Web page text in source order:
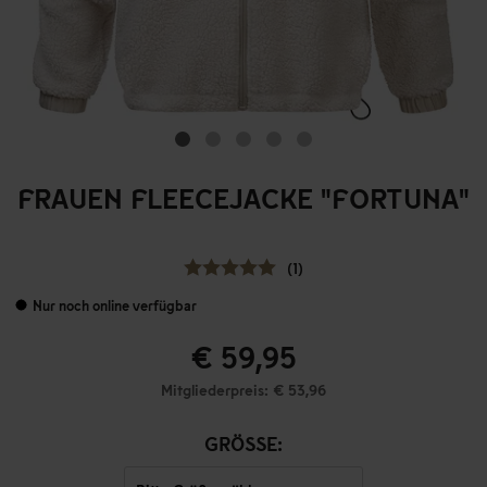
FRAUEN FLEECEJACKE "FORTUNA"
(1)
Nur noch online verfügbar
€ 59,95
Mitgliederpreis: € 53,96
GRÖSSE: